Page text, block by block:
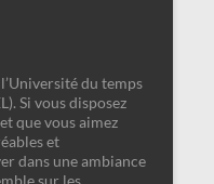
du temps
Si vous disposez
que vous aimez
et
dans une ambiance